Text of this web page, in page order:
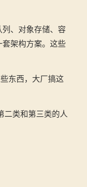
、对象存储、容
架构方案。这些
东西，大厂搞这
二类和第三类的人